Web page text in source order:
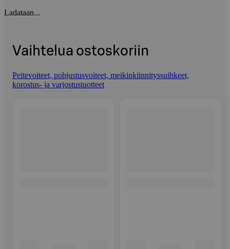
Ladataan...
Vaihtelua ostoskoriin
Peitevoiteet, pohjustusvoiteet, meikinkiinnityssuihkeet,
korostus- ja varjostustuotteet